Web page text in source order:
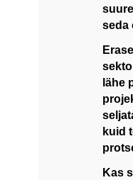
seda
lähe
kuid
Kas